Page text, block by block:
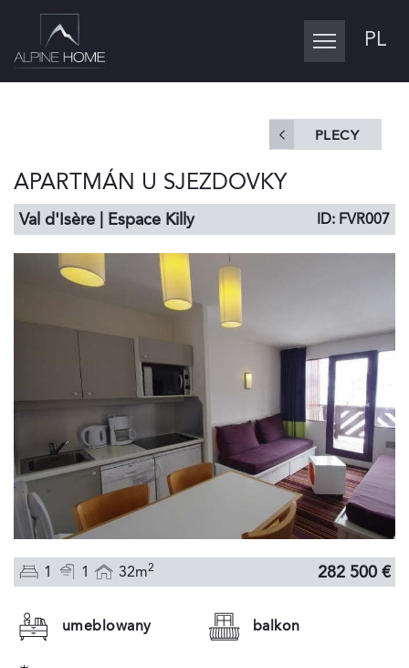
Toggle
navigation
PL
PLECY
APARTMÁN U SJEZDOVKY
Val d'Isère | Espace Killy ID: FVR007
1 1 32m2 282 500 €
umeblowany balkon